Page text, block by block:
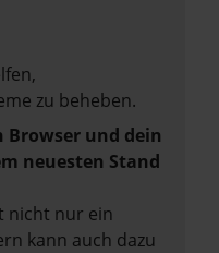
zu beheben.
Browser und dein
neuesten Stand
nicht nur ein
kann auch dazu